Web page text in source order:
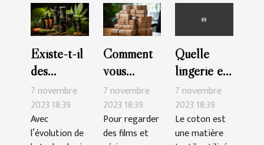
Existe-t-il
des
possibilités
de vendre
le CBD en
ligne ?
7 novembre
2023 18:39
Avec
l’évolution de
Comment
vous
abonner à
Netflix ?
7 novembre
2023 18:39
Pour regarder
des films et
Quelle
lingerie en
coton
choisir ?
7 novembre
2023 18:39
Le coton est
une matière